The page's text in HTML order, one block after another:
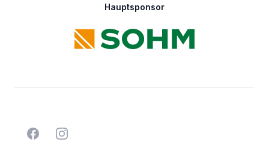
Hauptsponsor
FacebookInstagram